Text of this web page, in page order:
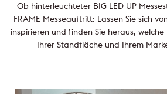
Ob hinterleuchteter BIG LED UP
FRAME Messeauftritt: Lassen Sie sich
inspirieren und finden Sie heraus, welche
Ihrer Standfläche und Ihrem